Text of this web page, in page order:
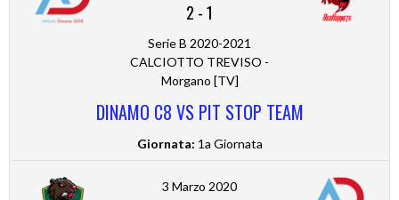
2 -1
Serie B 2020-2021
CALCIOTTO TREVISO -
Morgano [TV]
DINAMO C8 VS PIT STOP TEAM
Giornata: 1a Giornata
3 Marzo 2020